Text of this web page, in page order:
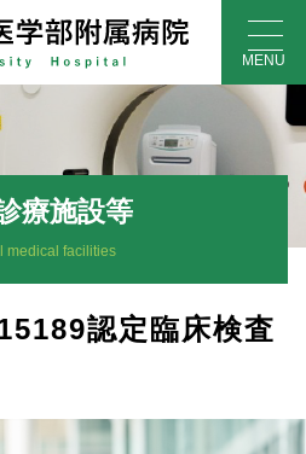
MENU
療施設等
medical facilities
認定臨床検査